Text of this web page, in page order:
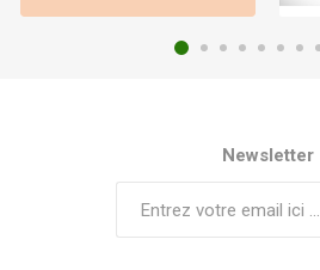
Newsletter